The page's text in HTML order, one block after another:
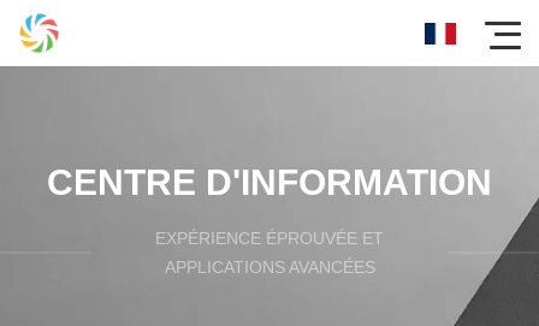
CENTRE D'INFORMATION
EXPÉRIENCE ÉPROUVÉE ET
APPLICATIONS AVANCÉES